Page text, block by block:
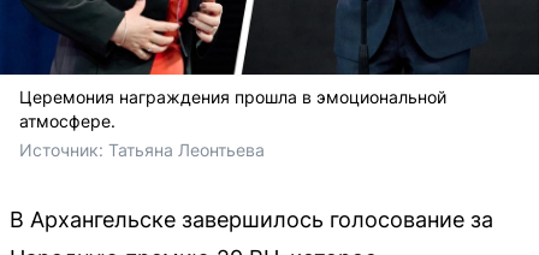
Церемония награждения прошла в эмоциональной
атмосфере.
Источник: Татьяна Леонтьева
В Архангельске завершилось голосование за